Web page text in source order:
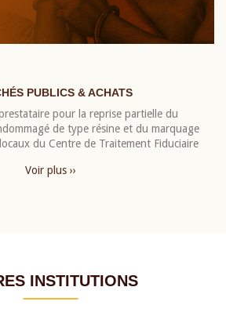
PUBLICS & ACHATS
pour la reprise partielle du
de type résine et du marquage
du Centre de Traitement Fiduciaire
Voir plus ››
INSTITUTIONS